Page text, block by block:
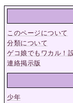
このページについて
分類について
ゲコ娘でもワカル！
連絡掲示版
少年